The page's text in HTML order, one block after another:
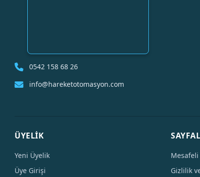
0542 158 68 26
info@hareketotomasyon.com
ÜYELİK
Yeni Üyelik
Üye Girişi
Mesafeli
Gizlilik